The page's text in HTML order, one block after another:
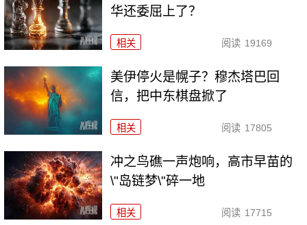
华还委屈上了？
相关 阅读 19169
美伊停火是幌子？穆杰塔巴回
信，把中东棋盘掀了
相关 阅读 17805
冲之鸟礁一声炮响，高市早苗的
\"岛链梦\"碎一地
相关 阅读 17715